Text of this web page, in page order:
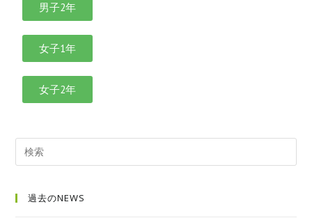
男子2年
女子1年
女子2年
過去のNEWS